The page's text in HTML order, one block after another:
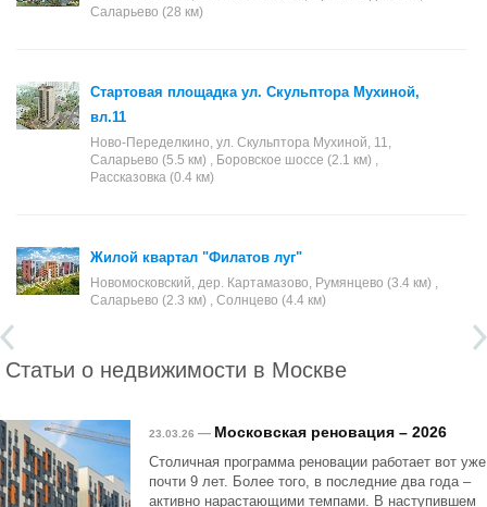
Саларьево (28 км)
Стартовая площадка ул. Скульптора Мухиной,
вл.11
Ново-Переделкино, ул. Скульптора Мухиной, 11,
Саларьево (5.5 км) , Боровское шоссе (2.1 км) ,
Рассказовка (0.4 км)
Жилой квартал "Филатов луг"
Новомосковский, дер. Картамазово, Румянцево (3.4 км) ,
Саларьево (2.3 км) , Солнцево (4.4 км)
Статьи о недвижимости в Москве
23.03.26 — Московская реновация – 2026
Столичная программа реновации работает вот уже
почти 9 лет. Более того, в последние два года –
активно нарастающими темпами. В наступившем